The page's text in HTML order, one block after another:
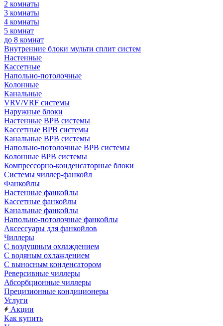
2 комнаты
3 комнаты
4 комнаты
5 комнат
до 8 комнат
Внутренние блоки мульти сплит систем
Настенные
Кассетные
Напольно-потолочные
Колонные
Канальные
VRV/VRF системы
Наружные блоки
Настенные ВРВ системы
Кассетные ВРВ системы
Канальные ВРВ системы
Напольно-потолочные ВРВ системы
Колонные ВРВ системы
Компрессорно-конденсаторные блоки
Системы чиллер-фанкойл
Фанкойлы
Настенные фанкойлы
Кассетные фанкойлы
Канальные фанкойлы
Напольно-потолочные фанкойлы
Аксессуары для фанкойлов
Чиллеры
С воздушным охлаждением
С водяным охлаждением
С выносным конденсатором
Реверсивные чиллеры
Абсорбционные чиллеры
Прецизионные кондиционеры
Услуги
Акции
Как купить